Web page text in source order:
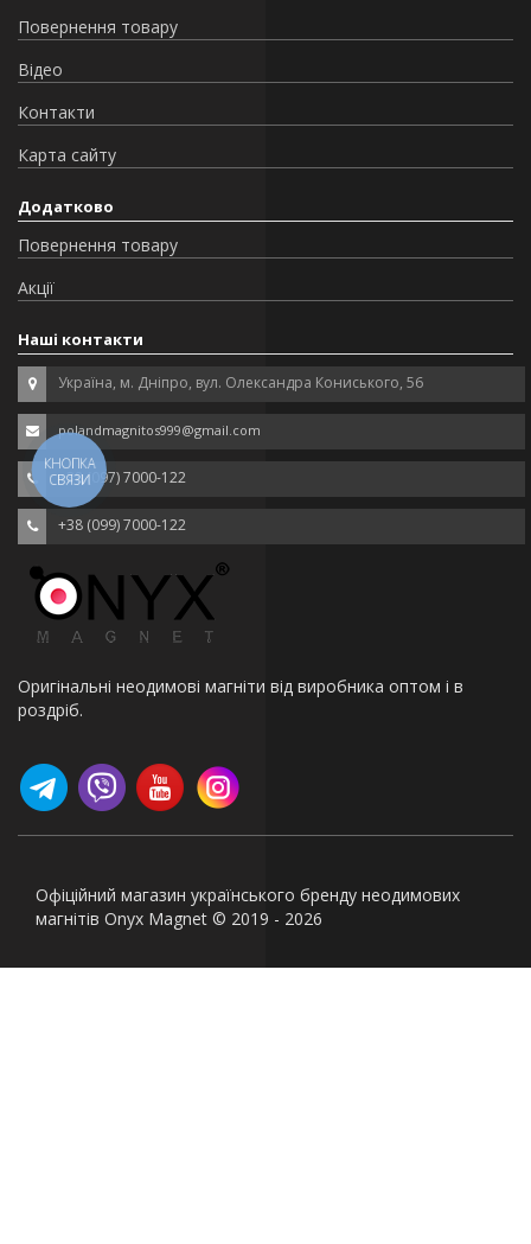
Повернення товару
Відео
Контакти
Карта сайту
Додатково
Повернення товару
Акції
Наші контакти
Україна, м. Дніпро, вул. Олександра Кониського, 56
polandmagnitos999@gmail.com
+38 (097) 7000-122
+38 (099) 7000-122
Оригінальні неодимові магніти від виробника оптом і в
роздріб.
Офіційний магазин українського бренду неодимових
магнітів Onyx Magnet © 2019 - 2026
КНОПКА
СВЯЗИ